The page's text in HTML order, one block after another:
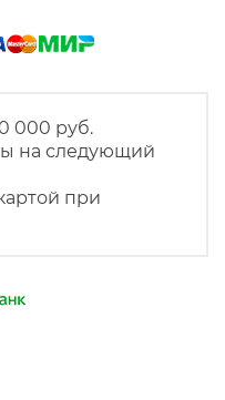
000 руб.
на следующий
при